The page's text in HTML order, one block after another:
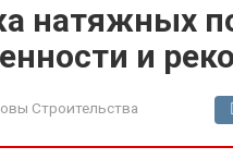
натяжных
и
Строительства